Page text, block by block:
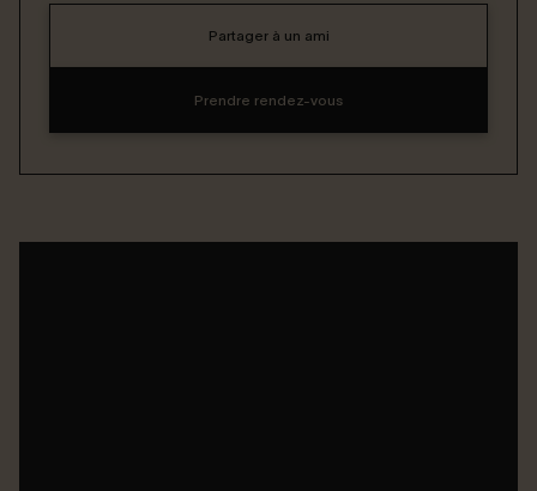
Partager à un ami
Prendre rendez-vous